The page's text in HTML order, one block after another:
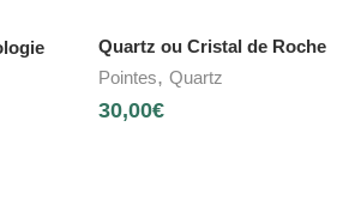
Quartz ou Cristal de Roche
Pointes, Quartz
30,00€